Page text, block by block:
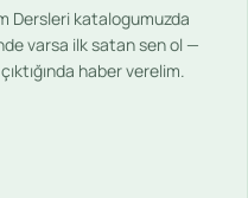
Dersleri katalogumuzda
varsa ilk satan sen ol —
haber verelim.